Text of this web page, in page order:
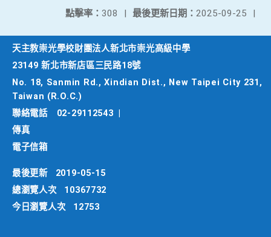
最後更新日期： 2025-09-25 |
點擊率： 308 |
天主教崇光學校財團法人新北市崇光高級中學
23149 新北市新店區三民路18號
No. 18, Sanmin Rd., Xindian Dist., New Taipei City 231,
Taiwan (R.O.C.)
聯絡電話
02-29112543
傳真
電子信箱
最後更新
2019-05-15
總瀏覽人次
10367732
今日瀏覽人次
12753